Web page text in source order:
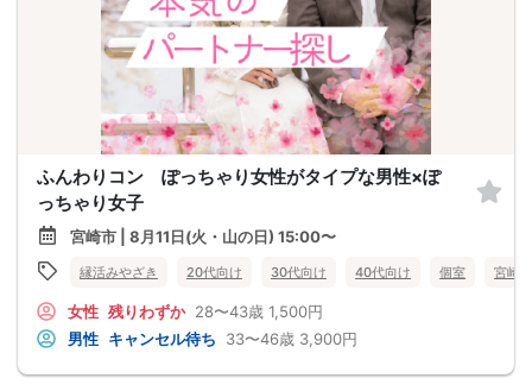
ふんわりコン ぽっちゃり女性がタイプな男性×ぽ
っちゃり女子
宮崎市 | 8月11日(火・山の日) 15:00〜
縁活みやざき 20代向け 30代向け 40代向け 個室 宮崎県
女性 残りわずか 28〜43歳 1,500円
男性 キャンセル待ち 33〜46歳 3,900円